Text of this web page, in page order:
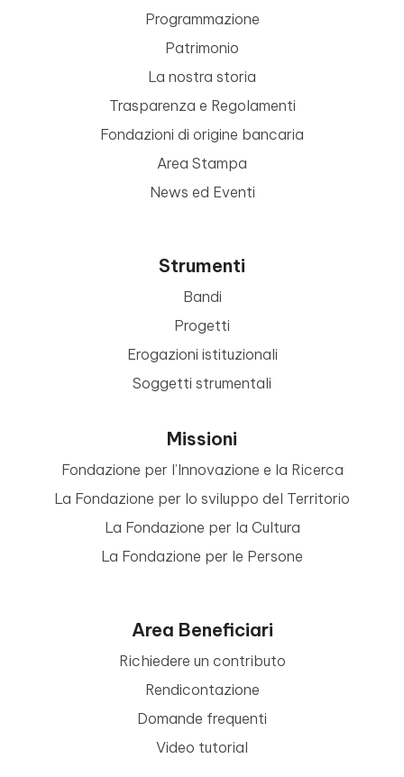
Programmazione
Patrimonio
La nostra storia
Trasparenza e Regolamenti
Fondazioni di origine bancaria
Area Stampa
News ed Eventi
Strumenti
Bandi
Progetti
Erogazioni istituzionali
Soggetti strumentali
Missioni
Fondazione per l’Innovazione e la Ricerca
La Fondazione per lo sviluppo del Territorio
La Fondazione per la Cultura
La Fondazione per le Persone
Area Beneficiari
Richiedere un contributo
Rendicontazione
Domande frequenti
Video tutorial